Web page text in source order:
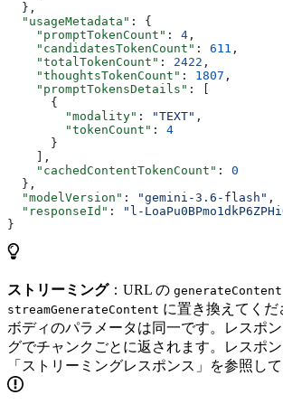
  },
  "usageMetadata"
: {
    "promptTokenCount"
: 4 ,
    "candidatesTokenCount"
: 611 ,
    "totalTokenCount"
: 2422 ,
    "thoughtsTokenCount"
: 1807 ,
    "promptTokensDetails"
: [
      {
        "modality"
: "TEXT" ,
        "tokenCount"
: 4
      }
    ],
    "cachedContentTokenCount"
: 0
  },
  "modelVersion"
: "gemini-3.6-flash" ,
  "responseId"
:
"l-
}
ストリーミング：URL の generateContent
streamGenerateContent に置き換えてくだ
ボディのパラメータは同一です。レスポ
グでチャンクごとに返されます。レスポ
「ストリーミングレスポンス」を参照して